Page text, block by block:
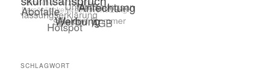
SCHLAGWORT